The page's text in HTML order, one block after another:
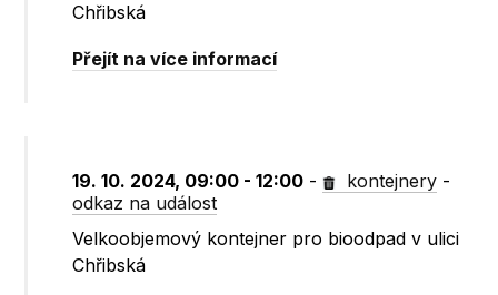
Chřibská
Přejít na více informací
19. 10. 2024, 09:00 - 12:00 - kontejnery -
odkaz na událost
Velkoobjemový kontejner pro bioodpad v ulici
Chřibská